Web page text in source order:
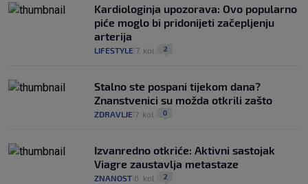
Kardiologinja upozorava: Ovo popularno
piće moglo bi pridonijeti začepljenju
arterija
LIFESTYLE 7. kol. 2
Stalno ste pospani tijekom dana?
Znanstvenici su možda otkrili zašto
ZDRAVLJE 7. kol. 0
Izvanredno otkriće: Aktivni sastojak
Viagre zaustavlja metastaze
ZNANOST 6. kol. 2